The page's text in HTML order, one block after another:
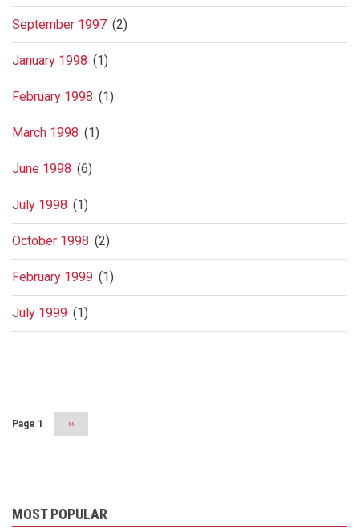
September 1997 (2)
January 1998 (1)
February 1998 (1)
March 1998 (1)
June 1998 (6)
July 1998 (1)
October 1998 (2)
February 1999 (1)
July 1999 (1)
Page 1
Next
››
MOST POPULAR